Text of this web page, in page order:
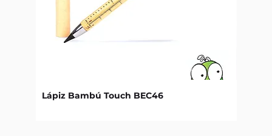
Lápiz Bambú Touch BEC46